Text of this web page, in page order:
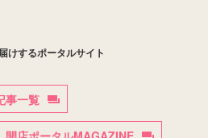
けするポータルサイト
事一覧